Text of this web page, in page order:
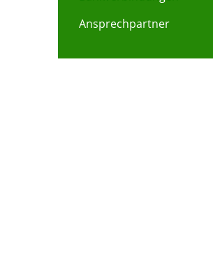
Ansprechpartner